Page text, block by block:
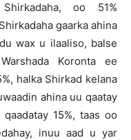
oo 51%
gaarka ahina
wax u ilaaliso, balse
Koronta ee
halka Shirkad kelana
ahina uu qaatay
15%, taas oo
inuu aad u yar